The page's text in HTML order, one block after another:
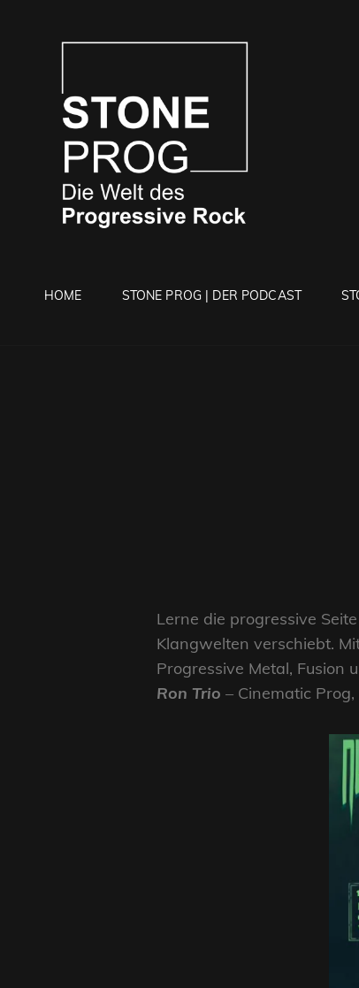
HOME STONE PROG | DER PODCAST
Lerne die progressive
Klangwelten verschiebt.
Progressive Metal, Fusion
Ron Trio – Cinematic Prog,